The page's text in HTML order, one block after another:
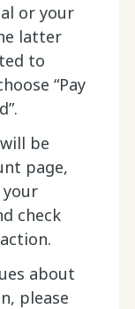
or your
latter
to
“Pay
be
page,
check
about
please